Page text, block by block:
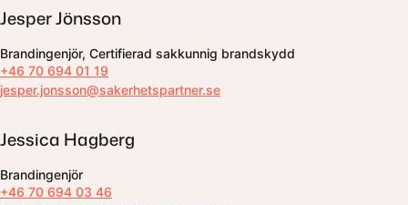
Jesper Jönsson
Brandingenjör, Certifierad sakkunnig brandskydd
+46 70 694 01 19
jesper.jonsson@sakerhetspartner.se
Jessica Hagberg
Brandingenjör
+46 70 694 03 46